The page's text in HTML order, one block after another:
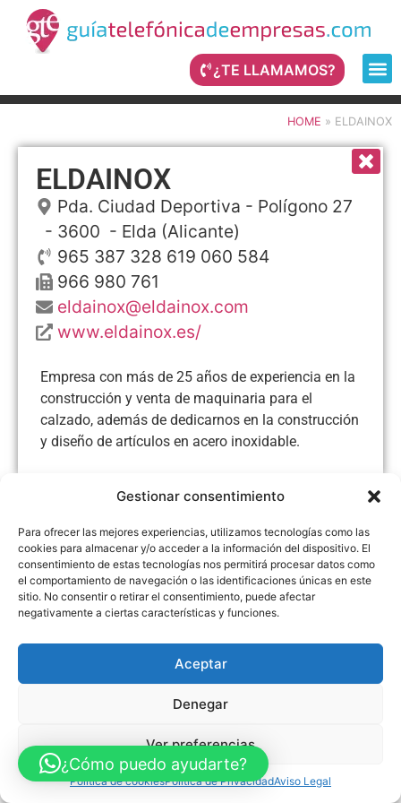
Gestionar consentimiento
Para ofrecer las mejores experiencias, utilizamos tecnologías como las
cookies para almacenar y/o acceder a la información del dispositivo. El
consentimiento de estas tecnologías nos permitirá procesar datos como
el comportamiento de navegación o las identificaciones únicas en este
sitio. No consentir o retirar el consentimiento, puede afectar
negativamente a ciertas características y funciones.
Aceptar
Denegar
Ver preferencias
Política de cookiesPolítica de PrivacidadAviso Legal
¿TE LLAMAMOS?
HOME » ELDAINOX
ELDAINOX
Pda. Ciudad Deportiva - Polígono 27
- 3600 - Elda (Alicante)
965 387 328 619 060 584
966 980 761
eldainox@eldainox.com
www.eldainox.es/
Empresa con más de 25 años de experiencia en la
construcción y venta de maquinaria para el
calzado, además de dedicarnos en la construcción
y diseño de artículos en acero inoxidable.
Aviso Legal Política de Privacidad Política de Cookies
Accesibilidad
Mapa web
FINANCIADO POR LA UNIÓN EUROPEA CON EL PROGRAMA KIT
DIGITAL POR LOS FONDOS NEXT GENERATION (EU) DEL
MECANISMO DE RECUPERACIÓN Y RESILENCIA
¿Cómo puedo ayudarte?